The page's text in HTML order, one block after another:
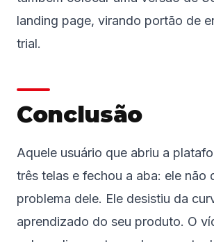
landing page, virando portão de
trial.
Conclusão
Aquele usuário que abriu a
três telas e fechou a aba: ele não
problema dele. Ele desistiu da
aprendizado do seu produto. O